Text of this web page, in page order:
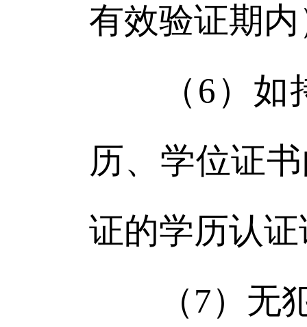
有效验证期
（6）如持
历、学位证
证的学历认
（7）无犯